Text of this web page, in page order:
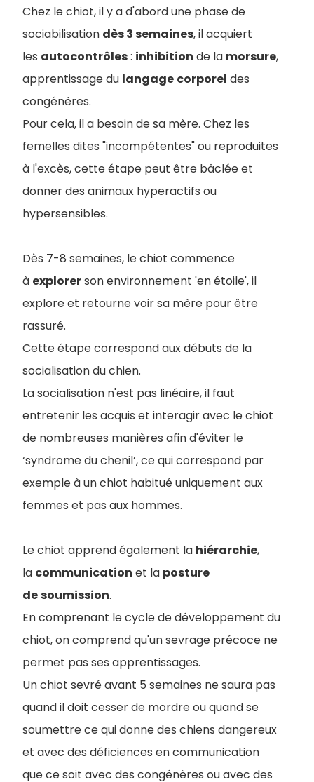
Chez le chiot, il y a d'abord une phase de
sociabilisation dès 3 semaines, il acquiert
les autocontrôles: inhibition de la morsure,
apprentissage du langage corporel des
congénères.
Pour cela, il a besoin de sa mère. Chez les
femelles dites "incompétentes" ou reproduites
à l'excès, cette étape peut être bâclée et
donner des animaux hyperactifs ou
hypersensibles.
Dès 7-8 semaines, le chiot commence
à explorerson environnement 'en étoile', il
explore et retourne voir sa mère pour être
rassuré.
Cette étape correspond aux débuts de la
socialisation du chien.
La socialisation n'est pas linéaire, il faut
entretenir les acquis et interagir avec le chiot
de nombreuses manières afin d'éviter le
‘syndrome du chenil’, ce qui correspond par
exemple à un chiot habitué uniquement aux
femmes et pas aux hommes.
Le chiot apprend également la hiérarchie,
la communication et la posture
desoumission.
En comprenant le cycle de développement du
chiot, on comprend qu'un sevrage précoce ne
permet pas ses apprentissages.
Un chiot sevré avant 5 semaines ne saura pas
quand il doit cesser de mordre ou quand se
soumettre ce qui donne des chiens dangereux
et avec des déficiences en communication
que ce soit avec des congénères ou avec des